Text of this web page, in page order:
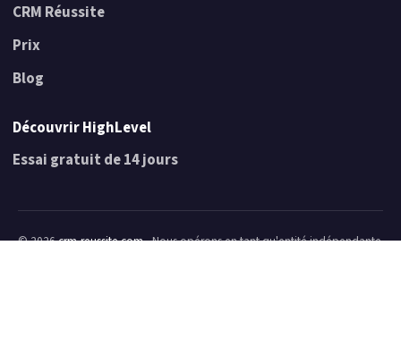
CRM Réussite
Prix
Blog
Découvrir HighLevel
Essai gratuit de 14 jours
© 2026crm-reussite.com- Nous opérons en tant qu'entité indépendante